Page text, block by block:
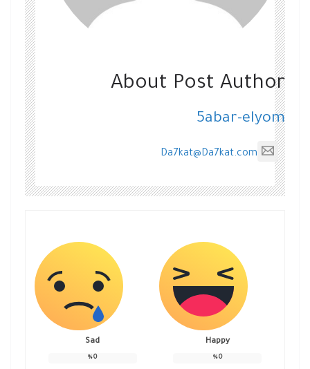
About Post Author
5abar-elyom
Da7kat@Da7kat.com
Happy
0
%
Sad
0
%